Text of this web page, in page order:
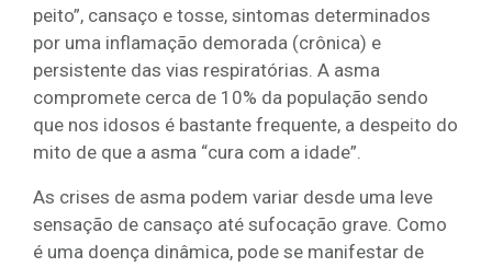
peito”, cansaço e tosse, sintomas determinados
por uma inflamação demorada (crônica) e
persistente das vias respiratórias. A asma
compromete cerca de 10% da população sendo
que nos idosos é bastante frequente, a despeito do
mito de que a asma “cura com a idade”.
As crises de asma podem variar desde uma leve
sensação de cansaço até sufocação grave. Como
é uma doença dinâmica, pode se manifestar de